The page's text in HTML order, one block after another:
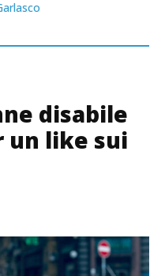
disabile
un like sui